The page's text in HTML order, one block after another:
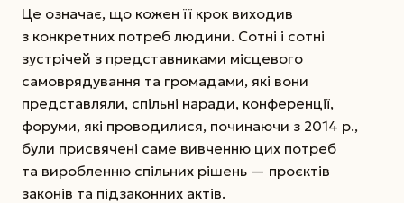
Це означає, що кожен її крок виходив
з конкретних потреб людини. Сотні і сотні
зустрічей з представниками місцевого
самоврядування та громадами, які вони
представляли, спільні наради, конференції,
форуми, які проводилися, починаючи з 2014 р.,
були присвячені саме вивченню цих потреб
та виробленню спільних рішень — проєктів
законів та підзаконних актів.